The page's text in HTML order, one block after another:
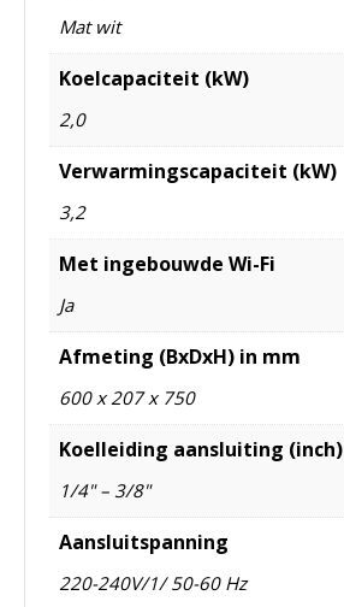
Mat wit
Koelcapaciteit (kW)
2,0
Verwarmingscapaciteit (kW)
3,2
Met ingebouwde Wi-Fi
Ja
Afmeting (BxDxH) in mm
600 x 207 x 750
Koelleiding aansluiting (inch)
1/4" – 3/8"
Aansluitspanning
220-240V/1/ 50-60 Hz